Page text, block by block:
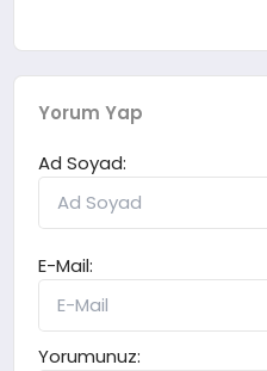
Yorum Yap
Ad Soyad:
E-Mail:
Yorumunuz: